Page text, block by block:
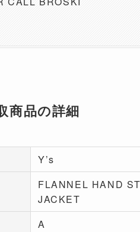
商品の詳細
Y’s
FLANNEL HAND
JACKET
A